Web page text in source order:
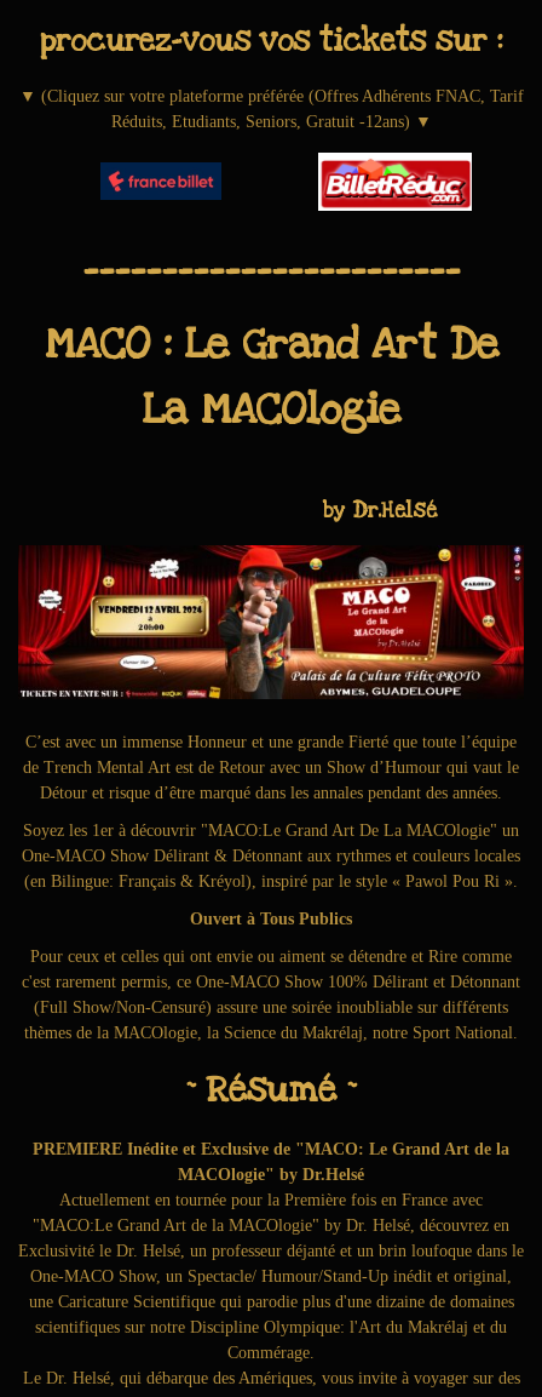
procurez-vous vos tickets sur :
▼ (Cliquez sur votre plateforme préférée (Offres Adhérents FNAC, Tarif
Réduits, Etudiants, Seniors, Gratuit -12ans) ▼
________________________
MACO : Le Grand Art De
La MACOlogie
by Dr.Helsé
C’est avec un immense Honneur et une grande Fierté que toute l’équipe
de Trench Mental Art est de Retour avec un Show d’Humour qui vaut le
Détour et risque d’être marqué dans les annales pendant des années.
Soyez les 1er à découvrir "MACO:Le Grand Art De La MACOlogie" un
One-MACO Show Délirant & Détonnant aux rythmes et couleurs locales
(en Bilingue: Français & Kréyol), inspiré par le style « Pawol Pou Ri ».
Ouvert à Tous Publics
Pour ceux et celles qui ont envie ou aiment se détendre et Rire comme
c'est rarement permis, ce One-MACO Show 100% Délirant et Détonnant
(Full Show/Non-Censuré) assure une soirée inoubliable sur différents
thèmes de la MACOlogie, la Science du Makrélaj, notre Sport National.
~ Résumé ~
PREMIERE Inédite et Exclusive de "MACO: Le Grand Art de la
MACOlogie" by Dr.Helsé
Actuellement en tournée pour la Première fois en France avec
"MACO:Le Grand Art de la MACOlogie" by Dr. Helsé, découvrez en
Exclusivité le Dr. Helsé, un professeur déjanté et un brin loufoque dans le
One-MACO Show, un Spectacle/ Humour/Stand-Up inédit et original,
une Caricature Scientifique qui parodie plus d'une dizaine de domaines
scientifiques sur notre Discipline Olympique: l'Art du Makrélaj et du
Commérage.
Le Dr. Helsé, qui débarque des Amériques, vous invite à voyager sur des